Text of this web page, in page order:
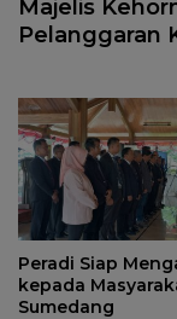
Majelis
Pelanggaran
Peradi Siap
kepada
Sumedang